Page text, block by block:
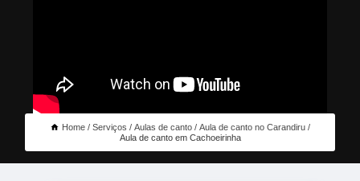
Home Serviços Aulas de canto
Aula de canto no Carandiru
Aula de canto em Cachoeirinha